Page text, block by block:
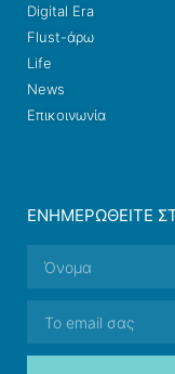
Digital Era
Flust-άρω
Life
News
Επικοινωνία
ΕΝΗΜΕΡΩΘΕΊΤΕ